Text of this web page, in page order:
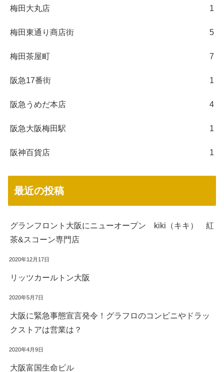
梅田大丸店 1
梅田東通り商店街 5
梅田茶屋町 7
阪急17番街 1
阪急うめだ本店 4
阪急大阪梅田駅 1
阪神百貨店 1
最近の投稿
グランフロント大阪にニューオープン kiki（キキ） 紅
茶&スコーン専門店
2020年12月17日
リッツカールトン大阪
2020年5月7日
大阪に緊急事態宣言発令！グラフロのコンビニやドラッ
クストアは営業は？
2020年4月9日
大阪富国生命ビル